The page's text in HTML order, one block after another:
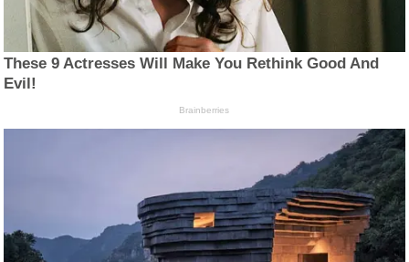
These 9 Actresses Will Make You Rethink Good And
Evil!
Brainberries